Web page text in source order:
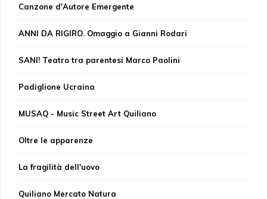
Canzone d'Autore Emergente
ANNI DA RIGIRO. Omaggio a Gianni Rodari
SANI! Teatro tra parentesi Marco Paolini
Padiglione Ucraina
MUSAQ - Music Street Art Quiliano
Oltre le apparenze
La fragilità dell'uovo
Quiliano Mercato Natura